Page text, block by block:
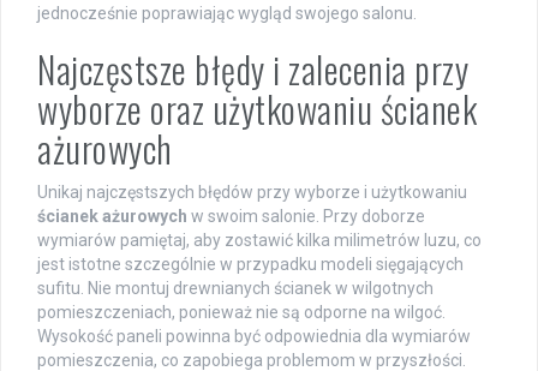
jednocześnie poprawiając wygląd swojego salonu.
Najczęstsze błędy i zalecenia przy
wyborze oraz użytkowaniu ścianek
ażurowych
Unikaj najczęstszych błędów przy wyborze i użytkowaniu
ścianek ażurowych w swoim salonie. Przy doborze
wymiarów pamiętaj, aby zostawić kilka milimetrów luzu, co
jest istotne szczególnie w przypadku modeli sięgających
sufitu. Nie montuj drewnianych ścianek w wilgotnych
pomieszczeniach, ponieważ nie są odporne na wilgoć.
Wysokość paneli powinna być odpowiednia dla wymiarów
pomieszczenia, co zapobiega problemom w przyszłości.